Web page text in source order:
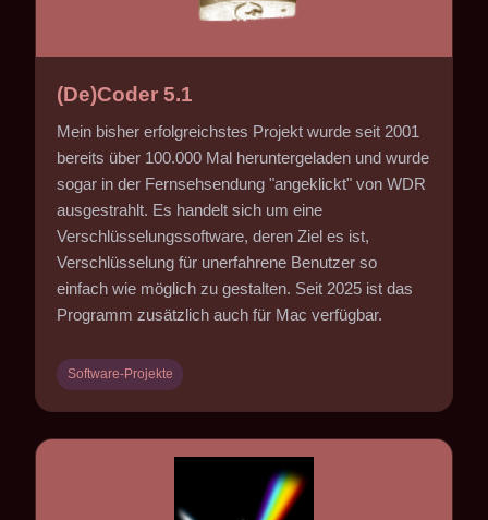
(De)Coder 5.1
Mein bisher erfolgreichstes Projekt wurde seit 2001
bereits über 100.000 Mal heruntergeladen und wurde
sogar in der Fernsehsendung "angeklickt" von WDR
ausgestrahlt. Es handelt sich um eine
Verschlüsselungssoftware, deren Ziel es ist,
Verschlüsselung für unerfahrene Benutzer so
einfach wie möglich zu gestalten. Seit 2025 ist das
Programm zusätzlich auch für Mac verfügbar.
Software-Projekte